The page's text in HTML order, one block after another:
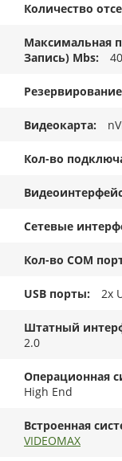
Количество
Максимальная
Запись) Mbs
Видеокарта
Кол-во
Сетевые
Кол-во COM
USB порты 2x
Штатный
2.0
Операционная
High End
Встроенная
VIDEOMAX